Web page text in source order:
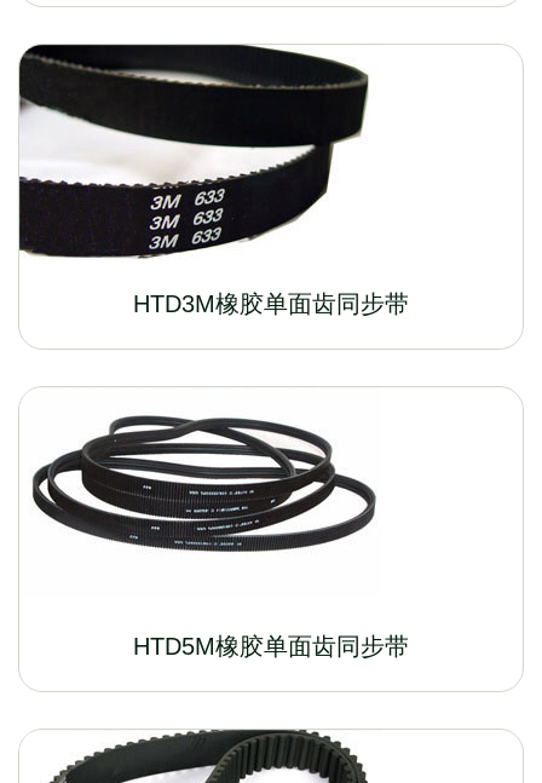
HTD3M橡胶单面齿同步带
HTD5M橡胶单面齿同步带